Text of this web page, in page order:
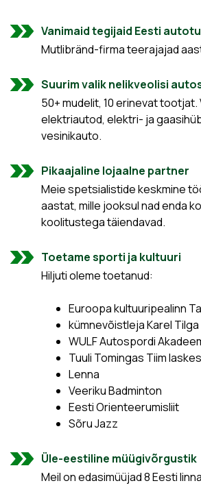
Vanimaid tegijaid Eesti
Mutlibränd-firma teerajajad
Suurim valik nelikveolisi
50+ mudelit, 10 erinevat tootjat.
elektriautod, elektri- ja
vesinikauto.
Pikaajaline lojaalne partner
Meie spetsialistide keskmine
aastat, mille jooksul nad enda
koolitustega täiendavad.
Toetame sporti ja kultuuri
Hiljuti oleme toetanud:
Euroopa kultuuripealinn
kümnevõistleja Karel Tilga
WULF Autospordi
Tuuli Tomingas Tiim
Lenna
Veeriku Badminton
Eesti Orienteerumisliit
Sõru Jazz
Üle-eestiline müügivõrgustik
Meil on edasimüüjad 8 Eesti